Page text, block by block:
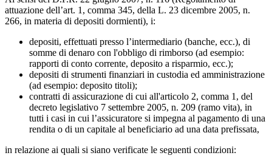
attuazione dell’art. 1, comma 345, della L. 23 dicembre 2005, n.
266, in materia di depositi dormienti), i:
depositi, effettuati presso l’intermediario (banche, ecc.), di
somme di denaro con l'obbligo di rimborso (ad esempio:
rapporti di conto corrente, deposito a risparmio, ecc.);
depositi di strumenti finanziari in custodia ed amministrazione
(ad esempio: deposito titoli);
contratti di assicurazione di cui all'articolo 2, comma 1, del
decreto legislativo 7 settembre 2005, n. 209 (ramo vita), in
tutti i casi in cui l’assicuratore si impegna al pagamento di una
rendita o di un capitale al beneficiario ad una data prefissata,
in relazione ai quali si siano verificate le seguenti condizioni: